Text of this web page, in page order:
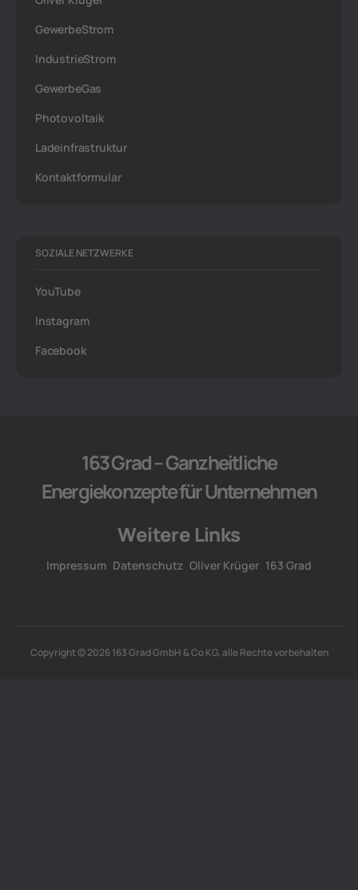
GewerbeStrom
IndustrieStrom
GewerbeGas
Photovoltaik
Ladeinfrastruktur
Kontaktformular
SOZIALE NETZWERKE
YouTube
Instagram
Facebook
163 Grad – Ganzheitliche
Energiekonzepte für Unternehmen
Weitere Links
Impressum Datenschutz Oliver Krüger 163 Grad
Copyright © 2026 163 Grad GmbH & Co KG, alle Rechte vorbehalten